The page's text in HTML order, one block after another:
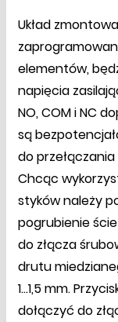
Układ
elementów,
napięcia
NO, COM i NC
są
do
Chcąc
styków należy
pogrubienie
do złącza
drutu
1...1,5 mm.
dołączyć do